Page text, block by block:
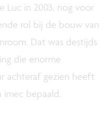
Luc in 2003, nog voor
rol bij de bouw van
Dat was destijds
die enorme
achteraf gezien heeft
imec bepaald.